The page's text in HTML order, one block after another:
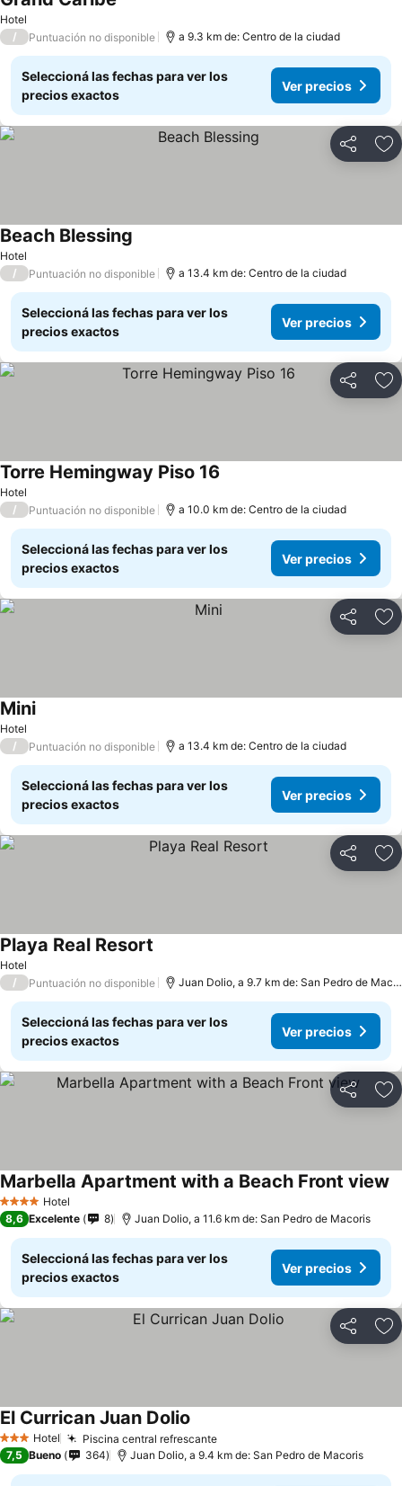
Hotel
/ Puntuación no disponible a 9.3 km de: Centro de la ciudad
Seleccioná las fechas para ver los
precios exactos
Ver precios
Compartir
Hotel
Beach Blessing
/ Puntuación no disponible a 13.4 km de: Centro de la ciudad
Seleccioná las fechas para ver los
precios exactos
Ver precios
Compartir
Hotel
Torre Hemingway Piso 16
/ Puntuación no disponible a 10.0 km de: Centro de la ciudad
Seleccioná las fechas para ver los
precios exactos
Ver precios
Compartir
Hotel
Mini
/ Puntuación no disponible a 13.4 km de: Centro de la ciudad
Seleccioná las fechas para ver los
precios exactos
Ver precios
Compartir
Hotel
Playa Real Resort
/ Puntuación no disponible Juan Dolio, a 9.7 km de: San Pedro de Macoris
Seleccioná las fechas para ver los
precios exactos
Ver precios
Compartir
4 EstrellasHotel
Marbella Apartment with a Beach Front view
8,6 Excelente 8 Juan Dolio, a 11.6 km de: San Pedro de Macoris
Seleccioná las fechas para ver los
precios exactos
Ver precios
Compartir
3 Estrellas
Hotel Piscina central refrescante
El Currican Juan Dolio
7,5 Bueno 364 Juan Dolio, a 9.4 km de: San Pedro de Macoris